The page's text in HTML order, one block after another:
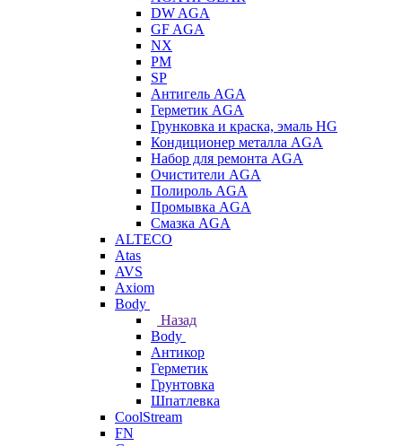
DW AGA
GF AGA
NX
PM
SP
Антигель AGA
Герметик AGA
Грунковка и краска, эмаль HG
Кондиционер металла AGA
Набор для ремонта AGA
Очистители AGA
Полироль AGA
Промывка AGA
Смазка AGA
ALTECO
Atas
AVS
Axiom
Body
Назад
Body
Антикор
Герметик
Грунтовка
Шпатлевка
CoolStream
FN